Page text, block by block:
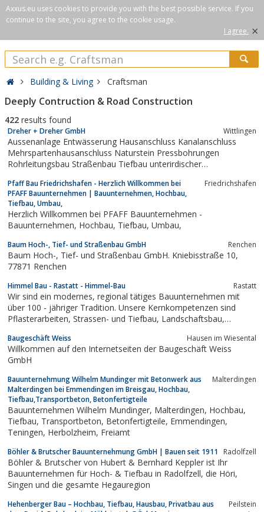
Axxus.eu uses cookies to provide you with the best possible service. If you
continue to the site, you agree to the cookie usage.
I agree. ×
Building & Living Craftsman
Deeply Contruction & Road Construction
422 results found
Dreher + Dreher GmbH Wittlingen
Aussenanlage Entwässerung Hausanschluss Kanalanschluss
Mehrspartenhausanschluss Naturstein Pressbohrungen
Rohrleitungsbau Straßenbau Tiefbau unterirdischer
Pfaff Bau Friedrichshafen - Herzlich Willkommen bei
PFAFF Bauunternehmen | Bauunternehmen, Hochbau,
Tiefbau, Umbau,
Friedrichshafen
Herzlich Willkommen bei PFAFF Bauunternehmen -
Bauunternehmen, Hochbau, Tiefbau, Umbau,
Baum Hoch-, Tief- und Straßenbau GmbH Renchen
Baum Hoch-, Tief- und Straßenbau GmbH. Kniebisstraße 10,
77871 Renchen
Himmel Bau - Rastatt - Himmel-Bau Rastatt
Wir sind ein modernes, regional tätiges Bauunternehmen mit
über 100 - jähriger Tradition. Unsere Kernkompetenzen sind
Pflasterarbeiten, Strassen- und Tiefbau, Landschaftsbau,
Aussenanlagen Baden-Baden | Terassenbau |
Abwassersysteme Rastatt.
Baugeschäft Weiss Hausen im Wiesental
Willkommen auf den Internetseiten der Baugeschäft Weiss
GmbH
Bauunternehmung Wilhelm Mundinger mit Betonwerk aus
Malterdingen bei Emmendingen im Breisgau, Hochbau,
Tiefbau,Transportbeton, Betonfertigteile
Malterdingen
Bauunternehmen Wilhelm Mundinger, Malterdingen, Hochbau,
Tiefbau, Transportbeton, Betonfertigteile, Emmendingen,
Teningen, Herbolzheim, Freiamt
Böhler & Brutscher Bauunternehmung GmbH | Bauen seit 1911 Radolfzell
Böhler & Brutscher von Hubert & Bernhard Keppler ist Ihr
Bauunternehmen für Hoch- & Tiefbau in Radolfzell, die Höri,
Singen und die gesamte Hegauregion
Hehenberger Bau – Hochbau, Tiefbau, Hausbau, Privatbau aus
Peilstein